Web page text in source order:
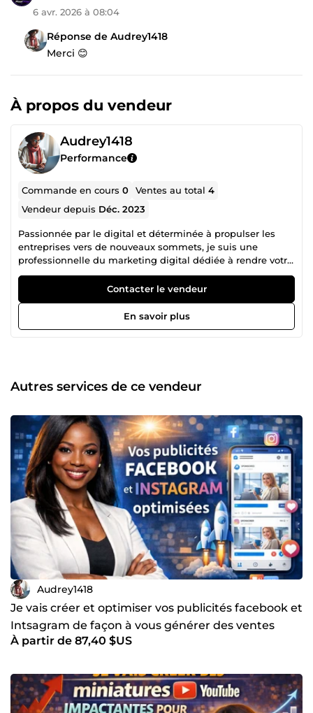
6 avr. 2026 à 08:04
Réponse de Audrey1418
Merci 😊
À propos du vendeur
Audrey1418
Performance
Commande en cours0 Ventes au total4
Vendeur depuis Déc. 2023
Passionnée par le digital et déterminée à propulser les
entreprises vers de nouveaux sommets, je suis une
professionnelle du marketing digital dédiée à rendre votre
entreprise incontournable dans l'univers en ligne.
Contacter le vendeur
En savoir plus
Autres services de ce vendeur
Audrey1418
Je vais créer et optimiser vos publicités facebook et
Intsagram de façon à vous générer des ventes
À partir de 87,40 $US